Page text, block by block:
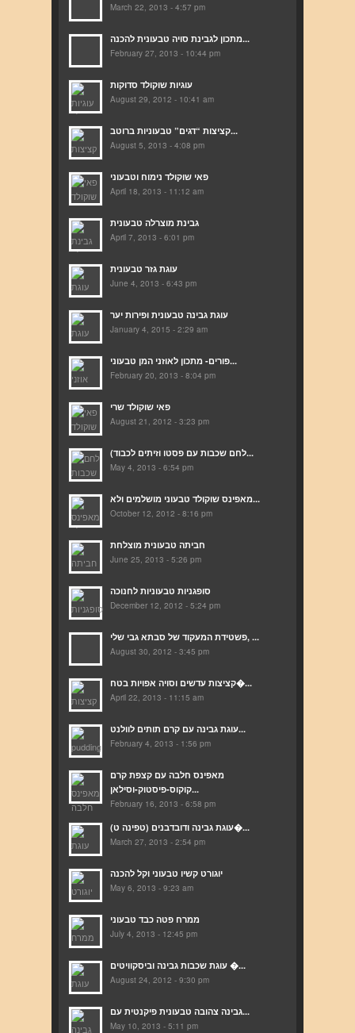
March 22, 2013 - 4:57 pm
מתכון לגבינת סויה טבעונית להכנה...
February 27, 2013 - 10:44 pm
עוגיות שוקולד סדוקות
August 29, 2012 - 10:41 am
קציצות “דגים” טבעוניות ברוטב...
August 5, 2013 - 4:08 pm
פאי שוקולד נימוח וטבעוני
April 18, 2013 - 11:12 am
גבינת מוצרלה טבעונית
April 7, 2013 - 6:01 pm
עוגת גזר טבעונית
June 4, 2013 - 6:43 pm
עוגת גבינה טבעונית ופירות יער
January 4, 2015 - 2:29 am
פורים- מתכון לאוזני המן טבעוני...
February 20, 2013 - 8:04 pm
פאי שוקולד שרי
August 21, 2012 - 3:23 pm
(לחם שכבות עם פסטו וזיתים לכבוד...
May 4, 2013 - 6:54 pm
מאפינס שוקולד טבעוני מושלמים ולא...
October 12, 2012 - 8:16 pm
חביתה טבעונית מוצלחת
June 25, 2013 - 5:26 pm
סופגניות טבעוניות לחנוכה
December 12, 2012 - 5:24 pm
פשטידת המעקוד של סבתא גבי שלי, ...
August 30, 2012 - 3:45 pm
קציצות עדשים וסויה אפויות בטח�...
April 22, 2013 - 11:15 am
עוגת גבינה עם קרם תותים לוולנט...
February 4, 2013 - 1:56 pm
מאפינס חלבה עם קצפת קרם
קוקוס-פיסטוק-וסילאן...
February 16, 2013 - 6:58 pm
(עוגת גבינה ודובדבנים (טפינה ט�...
March 27, 2013 - 2:54 pm
יוגורט קשיו טבעוני וקל להכנה
May 6, 2013 - 9:23 am
ממרח פטה כבד טבעוני
July 4, 2013 - 12:45 pm
עוגת שכבות גבינה וביסקוויטים �...
August 24, 2012 - 9:30 pm
גבינה צהובה טבעונית פיקנטית עם...
May 10, 2013 - 5:11 pm